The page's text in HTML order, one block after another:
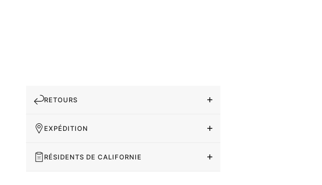
RETOURS
EXPÉDITION
RÉSIDENTS DE CALIFORNIE